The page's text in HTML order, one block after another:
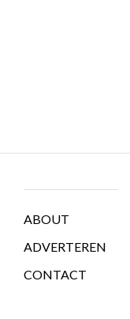
ABOUT
ADVERTEREN
CONTACT